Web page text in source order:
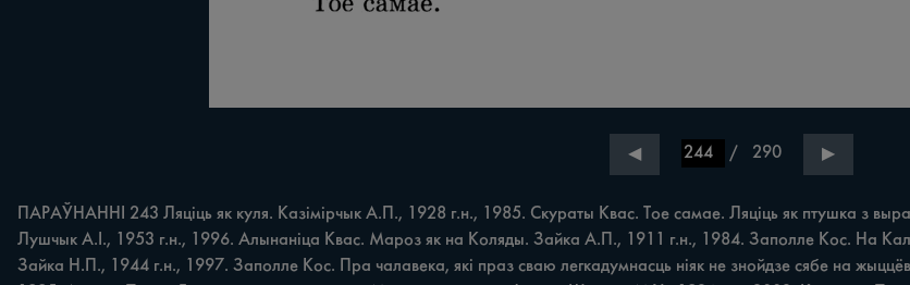
◀ / 290 ▶
ПАРАЎНАННІ 243 Ляціць як куля. Казімірчык А.П., 1928 г.н., 1985. Скураты Квас. Тое самае. Ляціць як птушка з
Лушчык А.І., 1953 г.н., 1996. Алынаніца Квас. Мароз як на Коляды. Зайка А.П., 1911 г.н., 1984. Заполле Кос. На
Зайка Н.П., 1944 г.н., 1997. Заполле Кос. Пра чалавека, які праз сваю легкадумнасць ніяк не знойдзе сябе на